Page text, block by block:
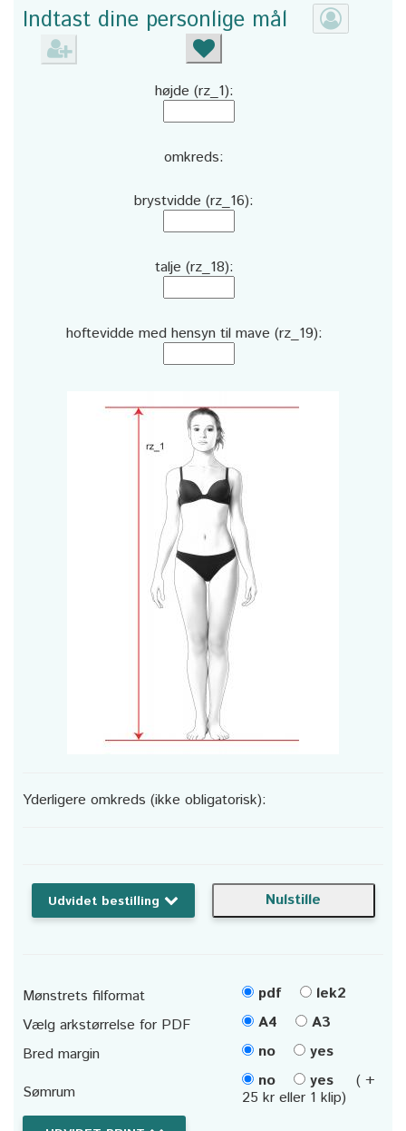
Indtast dine personlige mål
højde (rz_1):
omkreds:
brystvidde (rz_16):
talje (rz_18):
hoftevidde med hensyn til mave (rz_19):
Yderligere omkreds (ikke obligatorisk):
Udvidet bestilling
Mønstrets filformat pdf
lek2
Vælg arkstørrelse for PDF
A4
A3
Bred margin
no
yes
Sømrum
no yes
( +
25 kr eller 1 klip)